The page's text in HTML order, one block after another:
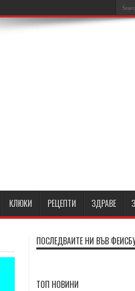
КЛЮКИ РЕЦЕПТИ ЗДРАВЕ
ПОСЛЕДВАЙТЕ НИ ВЪВ
ТОП НОВИНИ